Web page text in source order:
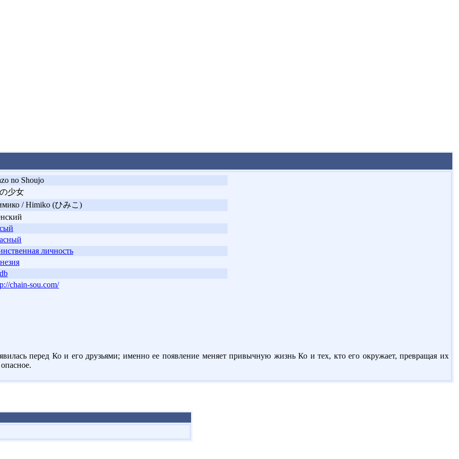
no Shoujo
少女
/ Himiko (ひみこ)
личность
chain-sou.com/
перед Ко и его друзьями; именно ее появление меняет привычную жизнь Ко и тех, кто его окружает, превращая их